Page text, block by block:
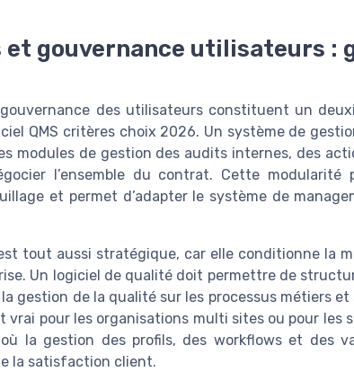
gouvernance utilisateurs :
des utilisateurs constituent un
QMS critères choix 2026. Un système de
modules de gestion des audits internes, des
l’ensemble du contrat. Cette modularité
et permet d’adapter le système de
tout aussi stratégique, car elle conditionne la
Un logiciel de qualité doit permettre de
gestion de la qualité sur les processus métiers et
vrai pour les organisations multi sites ou pour les
la gestion des profils, des workflows et des
la satisfaction client.